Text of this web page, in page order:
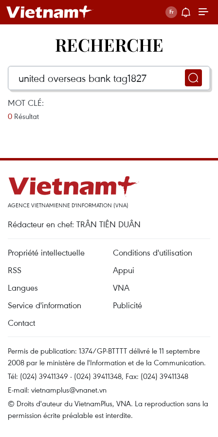
RECHERCHE
MOT CLÉ:
0 Résultat
AGENCE VIETNAMIENNE D'INFORMATION (VNA)
Rédacteur en chef: TRÂN TIÊN DUÂN
Propriété intellectuelle
Conditions d'utilisation
RSS
Appui
Langues
VNA
Service d'information
Publicité
Contact
Permis de publication: 1374/GP-BTTTT délivré le 11 septembre
2008 par le ministère de l'Information et de la Communication.
Tél: (024) 39411349 - (024) 39411348, Fax: (024) 39411348
E-mail: vietnamplus@vnanet.vn
© Droits d'auteur du VietnamPlus, VNA. La reproduction sans la
permission écrite préalable est interdite.